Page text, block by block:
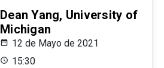
Dean Yang, University of
Michigan
12 de Mayo de 2021
15:30